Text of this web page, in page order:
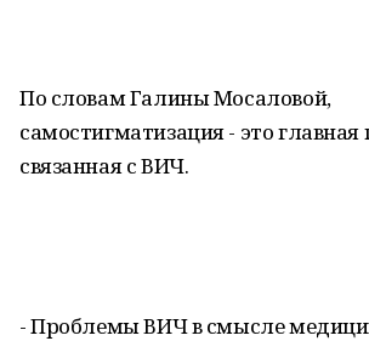
По словам Галины Мосаловой,
самостигматизация - это
связанная с ВИЧ.
- Проблемы ВИЧ в смысле